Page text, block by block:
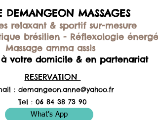
DEMANGEON MASSAGES
relaxant & sportif sur-mesure
brésilien - Réflexologie
Massage amma assis
à votre domicile & en partenariat
RESERVATION
: demangeon.anne@yahoo.fr
Tel : 06 84 38 73 90
What's App